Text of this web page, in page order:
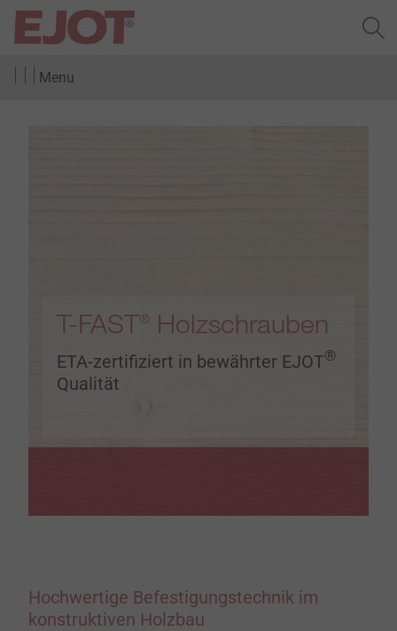
Menu
T-FAST® Holzschrauben
ETA-zertifiziert in bewährter EJOT®
Qualität
Hochwertige Befestigungstechnik im
konstruktiven Holzbau